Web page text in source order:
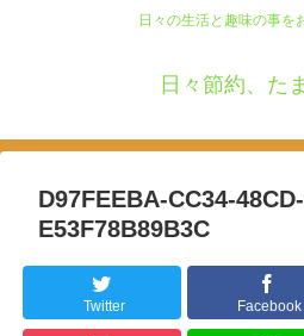
日々の生活と趣味の事を
日々節約、た
D97FEEBA-CC34-
E53F78B89B3C
Twitter Facebook